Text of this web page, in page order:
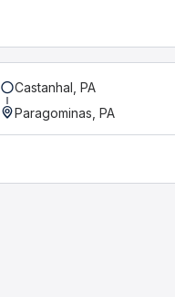
Castanhal, PA
Paragominas, PA